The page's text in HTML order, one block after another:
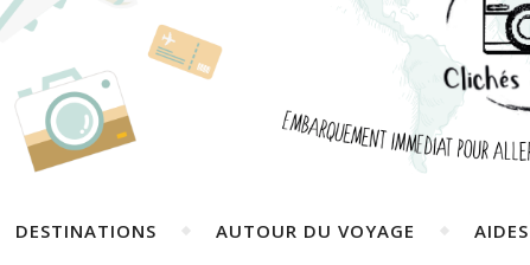
DESTINATIONS AUTOUR DU VOYAGE